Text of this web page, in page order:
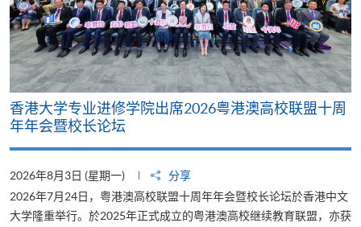
香港大学专业进修学院出席2026粤港澳高校联盟十周
年年会暨校长论坛
2026年8月3日 (星期一)
分享
2026年7月24日，粤港澳高校联盟十周年年会暨校长论坛於香港中文
大学隆重举行。於2025年正式成立的粤港澳高校继续教育联盟，亦获